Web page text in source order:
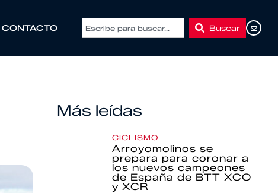
CONTACTO Buscar
Más leídas
CICLISMO
Arroyomolinos se
prepara para coronar a
los nuevos campeones
de España de BTT XCO
y XCR